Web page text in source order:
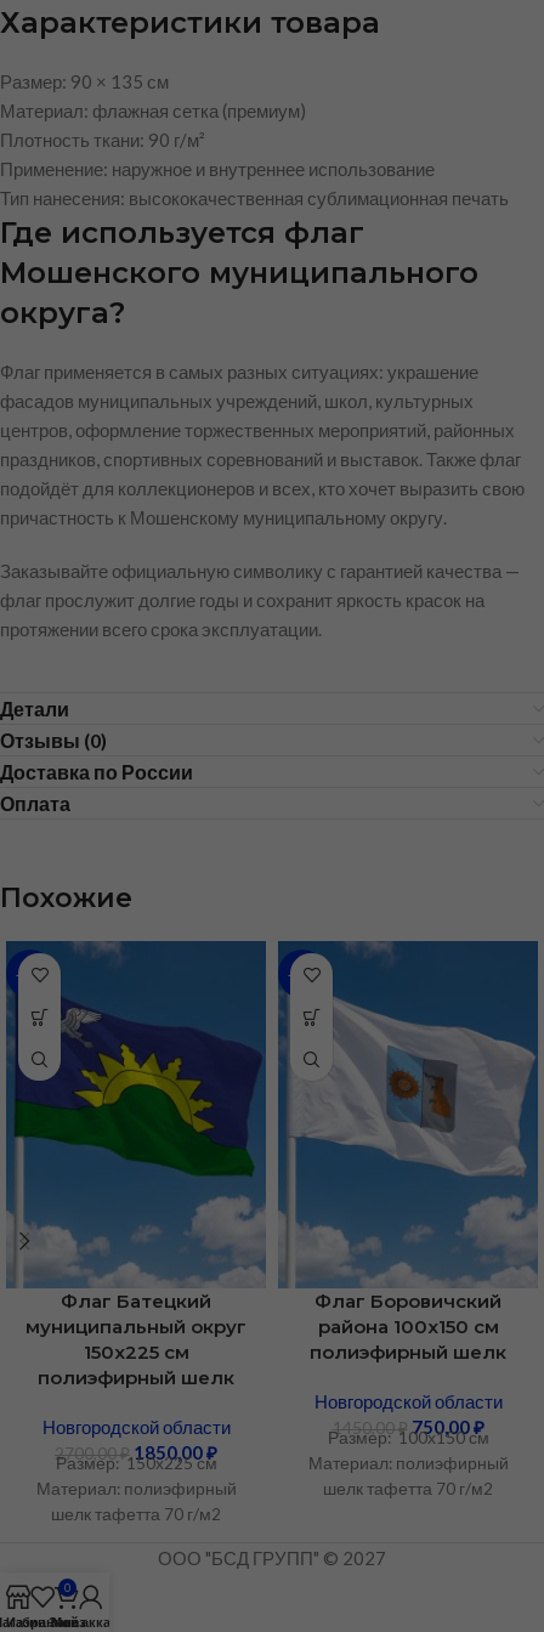
Характеристики товара
Размер: 90 × 135 см
Материал: флажная сетка (премиум)
Плотность ткани: 90 г/м²
Применение: наружное и внутреннее использование
Тип нанесения: высококачественная сублимационная печать
Где используется флаг
Мошенского муниципального
округа?
Флаг применяется в самых разных ситуациях: украшение
фасадов муниципальных учреждений, школ, культурных
центров, оформление торжественных мероприятий, районных
праздников, спортивных соревнований и выставок. Также флаг
подойдёт для коллекционеров и всех, кто хочет выразить свою
причастность к Мошенскому муниципальному округу.
Заказывайте официальную символику с гарантией качества —
флаг прослужит долгие годы и сохранит яркость красок на
протяжении всего срока эксплуатации.
Детали
Отзывы (0)
Доставка по России
Оплата
Похожие
-31%
Флаг Батецкий
муниципальный округ
150х225 см
полиэфирный шелк
Новгородской области
2700,00₽ 1850,00₽
Размер: 150х225 см
Материал: полиэфирный
шелк тафетта 70 г/м2
-48%
Флаг Боровичский
района 100х150 см
полиэфирный шелк
Новгородской области
1450,00₽ 750,00₽
Размер: 100х150 см
Материал: полиэфирный
шелк тафетта 70 г/м2
ООО "БСД ГРУПП" © 2027
Избранное
0
Заказ
Мой аккаунт